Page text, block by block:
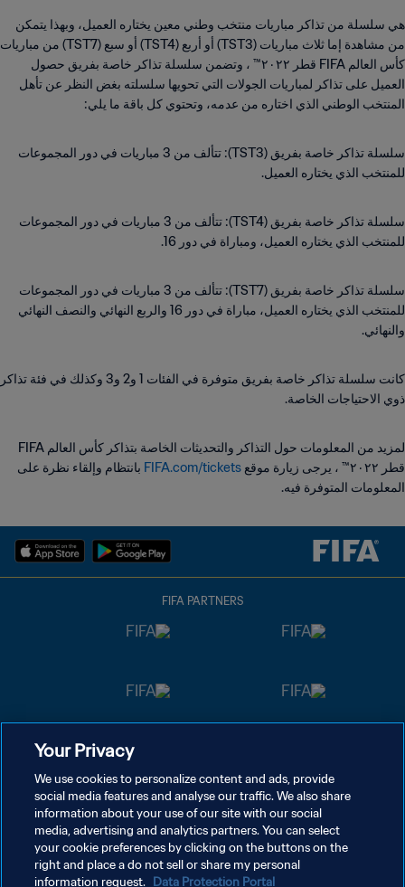
هي سلسلة من تذاكر مباريات منتخب وطني معين يختاره العميل، وبهذا يتمكن
من مشاهدة إما ثلاث مباريات (TST3) أو أربع (TST4) أو سبع (TST7) من مباريات
كأس العالم FIFA قطر ٢٠٢٢™ ، وتضمن سلسلة تذاكر خاصة بفريق حصول
العميل على تذاكر لمباريات الجولات التي تحويها سلسلته بغض النظر عن تأهل
المنتخب الوطني الذي اختاره من عدمه، وتحتوي كل باقة ما يلي:
سلسلة تذاكر خاصة بفريق (TST3): تتألف من 3 مباريات في دور المجموعات
للمنتخب الذي يختاره العميل.
سلسلة تذاكر خاصة بفريق (TST4): تتألف من 3 مباريات في دور المجموعات
للمنتخب الذي يختاره العميل، ومباراة في دور 16.
سلسلة تذاكر خاصة بفريق (TST7): تتألف من 3 مباريات في دور المجموعات
للمنتخب الذي يختاره العميل، مباراة في دور 16 والربع النهائي والنصف النهائي
والنهائي.
كانت سلسلة تذاكر خاصة بفريق متوفرة في الفئات 1 و2 و3 وكذلك في فئة تذاكر
ذوي الاحتياجات الخاصة.
لمزيد من المعلومات حول التذاكر والتحديثات الخاصة بتذاكر كأس العالم FIFA
قطر ٢٠٢٢™ ، يرجى زيارة موقع
FIFA.com/tickets بانتظام وإلقاء نظرة على
المعلومات المتوفرة فيه.
FIFA PARTNERS
Your Privacy
We use cookies to personalize content and ads, provide
social media features and analyse our traffic. We also share
information about your use of our site with our social
media, advertising and analytics partners. You can select
your cookie preferences by clicking on the buttons on the
right and place a do not sell or share my personal
information request. Data Protection Portal